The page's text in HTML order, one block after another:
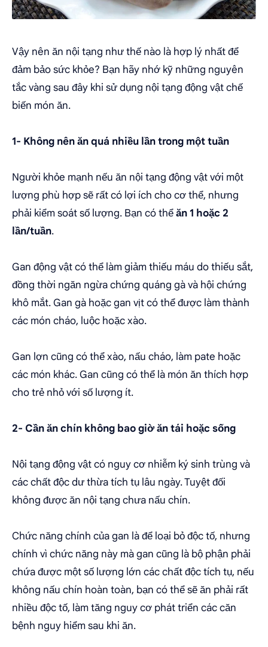
Vậy nên ăn nội tạng như thế nào là hợp lý nhất để
đảm bảo sức khỏe? Bạn hãy nhớ kỹ những nguyên
tắc vàng sau đây khi sử dụng nội tạng động vật chế
biến món ăn.
1- Không nên ăn quá nhiều lần trong một tuần
Người khỏe mạnh nếu ăn nội tạng động vật với một
lượng phù hợp sẽ rất có lợi ích cho cơ thể, nhưng
phải kiểm soát số lượng. Bạn có thểăn 1 hoặc 2
lần/tuần.
Gan động vật có thể làm giảm thiếu máu do thiếu sắt,
đồng thời ngăn ngừa chứng quáng gà và hội chứng
khô mắt. Gan gà hoặc gan vịt có thể được làm thành
các món cháo, luộc hoặc xào.
Gan lợn cũng có thể xào, nấu cháo, làm pate hoặc
các món khác. Gan cũng có thể là món ăn thích hợp
cho trẻ nhỏ với số lượng ít.
2- Cần ăn chín không bao giờ ăn tái hoặc sống
Nội tạng động vật có nguy cơ nhiễm ký sinh trùng và
các chất độc dư thừa tích tụ lâu ngày. Tuyệt đối
không được ăn nội tạng chưa nấu chín.
Chức năng chính của gan là để loại bỏ độc tố, nhưng
chính vì chức năng này mà gan cũng là bộ phận phải
chứa được một số lượng lớn các chất độc tích tụ, nếu
không nấu chín hoàn toàn, bạn có thể sẽ ăn phải rất
nhiều độc tố, làm tăng nguy cơ phát triển các căn
bệnh nguy hiểm sau khi ăn.